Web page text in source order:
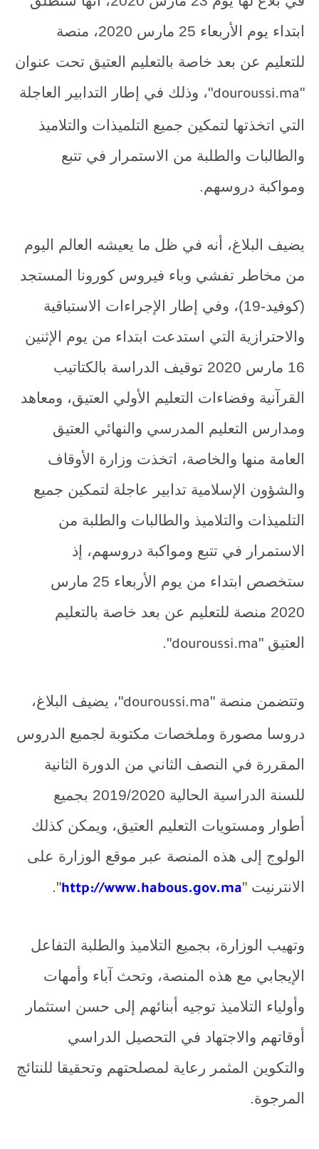
ابتداء يوم الأربعاء 25 مارس 2020، منصة
للتعليم عن بعد خاصة بالتعليم العتيق تحت عنوان
"
douroussi.ma"، وذلك في إطار التدابير العاجلة
التي اتخذتها لتمكين جميع التلميذات والتلاميذ
والطالبات والطلبة من الاستمرار في تتبع
ومواكبة دروسهم.
يضيف البلاغ، أنه في ظل ما يعيشه العالم اليوم
من مخاطر تفشي وباء فيروس كورونا المستجد
(كوفيد-19)، وفي إطار الإجراءات الاستباقية
والاحترازية التي استدعت ابتداء من يوم الإثنين
16 مارس 2020 توقيف الدراسة بالكتاتيب
القرآنية وفضاءات التعليم الأولي العتيق، ومعاهد
ومدارس التعليم المدرسي والنهائي العتيق
العامة منها والخاصة، اتخذت وزارة الأوقاف
والشؤون الإسلامية تدابير عاجلة لتمكين جميع
التلميذات والتلاميذ والطالبات والطلبة من
الاستمرار في تتبع ومواكبة دروسهم، إذ
ستخصص ابتداء من يوم الأربعاء 25 مارس
2020 منصة للتعليم عن بعد خاصة بالتعليم
العتيق "douroussi.ma
".
وتتضمن منصة "douroussi.ma"، يضيف البلاغ،
دروسا مصورة وملخصات مكتوبة لجميع الدروس
المقررة في النصف الثاني من الدورة الثانية
للسنة الدراسية الحالية 2019/2020 بجميع
أطوار ومستويات التعليم العتيق، ويمكن كذلك
الولوج إلى هذه المنصة عبر موقع الوزارة على
الانترنيت "http://www.habous.gov.ma
".
وتهيب الوزارة، بجميع التلاميذ والطلبة التفاعل
الإيجابي مع هذه المنصة، وتحث آباء وأمهات
وأولياء التلاميذ توجيه أبنائهم إلى حسن استثمار
أوقاتهم والاجتهاد في التحصيل الدراسي
والتكوين المثمر رعاية لمصلحتهم وتحقيقا للنتائج
المرجوة.